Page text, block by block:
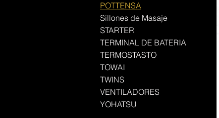
POTTENSA
Sillones de Masaje
STARTER
TERMINAL DE BATERIA
TERMOSTASTO
TOWAI
TWINS
VENTILADORES
YOHATSU